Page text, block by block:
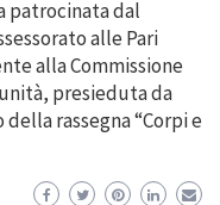
patrocinata dal
alle Pari
alla Commissione
presieduta da
rassegna “Corpi e